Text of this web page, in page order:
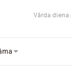
Vārda diena: